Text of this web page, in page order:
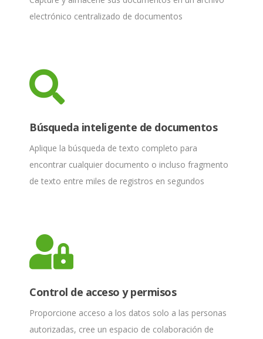
electrónico centralizado de documentos
Búsqueda inteligente de documentos
Aplique la búsqueda de texto completo para
encontrar cualquier documento o incluso fragmento
de texto entre miles de registros en segundos
Control de acceso y permisos
Proporcione acceso a los datos solo a las personas
autorizadas, cree un espacio de colaboración de